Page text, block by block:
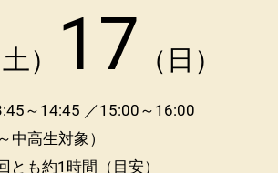
土） 17 （日）
～14:45 ／15:00～16:00
中高生対象）
も約1時間（目安）